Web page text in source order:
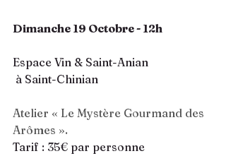
Dimanche 19 Octobre - 12h
Espace Vin & Saint-Anian
à Saint-Chinian
Atelier « Le Mystère Gourmand des
Arômes ».
Tarif : 35€ par personne